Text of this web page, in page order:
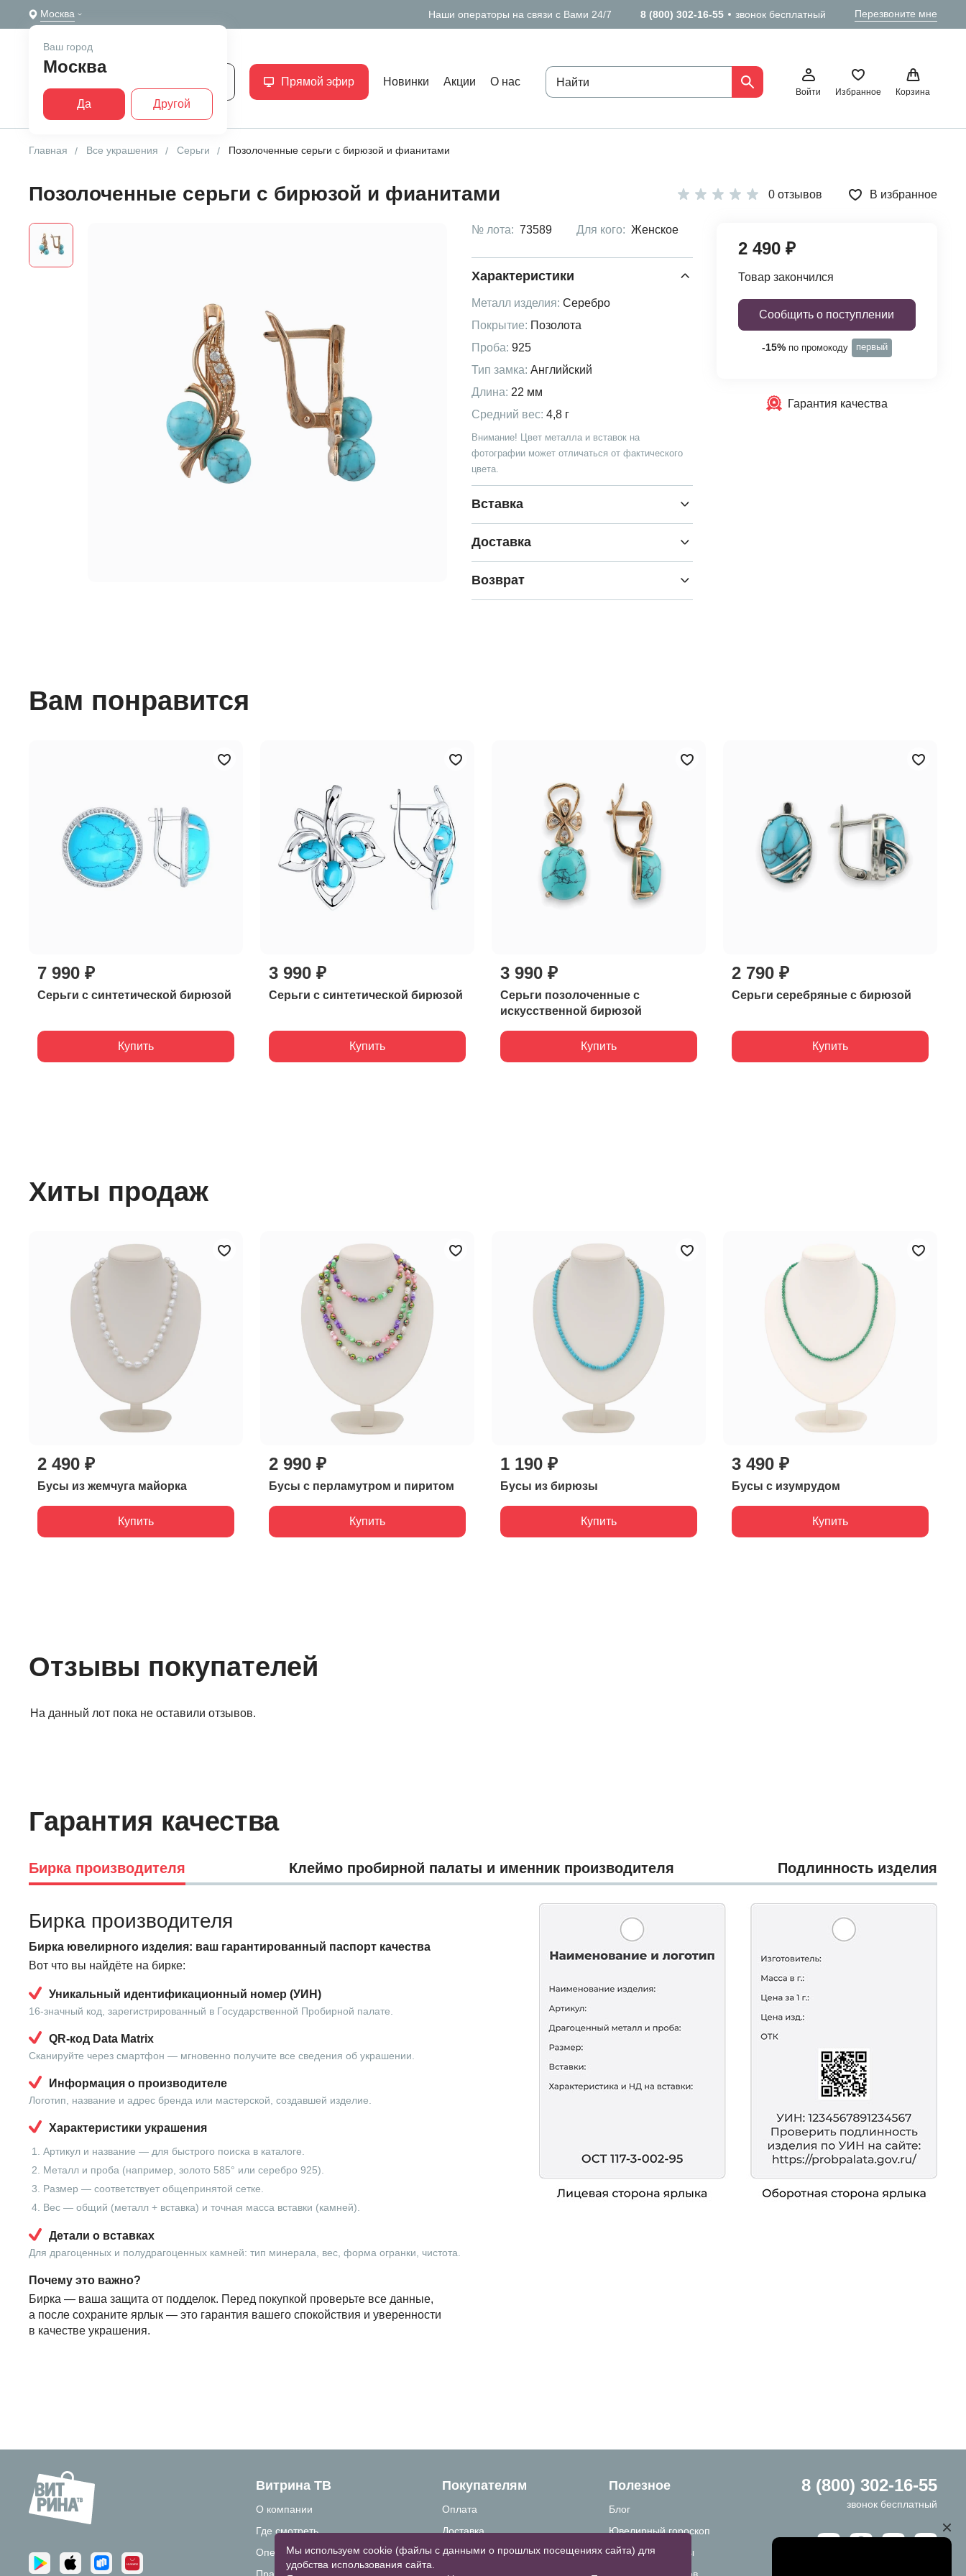
Москва Наши операторы на связи с Вами 24/7 8 (800) 302-16-55 звонок бесплатный Перезвоните мне
Ваш город
Москва
Да Другой
Прямой эфир Новинки Акции О нас
Войти Избранное Корзина
Главная Все украшения Серьги Позолоченные серьги с бирюзой и фианитами
Позолоченные серьги с бирюзой и фианитами 0 отзывов В избранное
№ лота: 73589 Для кого: Женское
Характеристики
Металл изделия: Серебро
Покрытие: Позолота
Проба: 925
Тип замка: Английский
Длина: 22 мм
Средний вес: 4,8 г
Внимание! Цвет металла и вставок на
фотографии может отличаться от фактического
цвета.
Вставка
Доставка
Возврат
2 490 ₽
Товар закончился
Сообщить о поступлении
-15%по промокоду первый
Гарантия качества
Вам понравится
7 990 ₽
Серьги с синтетической бирюзой
Купить
3 990 ₽
Серьги с синтетической бирюзой
Купить
3 990 ₽
Серьги позолоченные с
искусственной бирюзой
Купить
2 790 ₽
Серьги серебряные с бирюзой
Купить
Хиты продаж
2 490 ₽
Бусы из жемчуга майорка
Купить
2 990 ₽
Бусы с перламутром и пиритом
Купить
1 190 ₽
Бусы из бирюзы
Купить
3 490 ₽
Бусы с изумрудом
Купить
Отзывы покупателей
На данный лот пока не оставили отзывов.
Гарантия качества
Бирка производителя Клеймо пробирной палаты и именник производителя Подлинность изделия
Бирка производителя
Бирка ювелирного изделия: ваш гарантированный паспорт качества
Вот что вы найдёте на бирке:
Уникальный идентификационный номер (УИН)
16-значный код, зарегистрированный в Государственной Пробирной палате.
QR-код Data Matrix
Сканируйте через смартфон — мгновенно получите все сведения об украшении.
Информация о производителе
Логотип, название и адрес бренда или мастерской, создавшей изделие.
Характеристики украшения
Артикул и название — для быстрого поиска в каталоге.
Металл и проба (например, золото 585° или серебро 925).
Размер — соответствует общепринятой сетке.
Вес — общий (металл + вставка) и точная масса вставки (камней).
Детали о вставках
Для драгоценных и полудрагоценных камней: тип минерала, вес, форма огранки, чистота.
Почему это важно?
Бирка — ваша защита от подделок. Перед покупкой проверьте все данные,
а после сохраните ярлык — это гарантия вашего спокойствия и уверенности
в качестве украшения.
Витрина ТВ
О компании
Где смотреть
Операторам связи
Покупателям
Оплата
Доставка
Как сделать заказ
Полезное
Блог
Ювелирный гороскоп
Вопросы и ответы
8 (800) 302-16-55
звонок бесплатный
Мы используем cookie (файлы с данными о прошлых посещениях сайта) для
удобства использования сайта.